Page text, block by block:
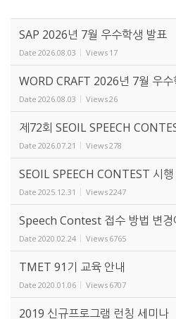
SAP 2026년 7월 우수학생 발표
Date 2026.08.03 Views 17
WORD CRAFT 2026년 7월 우
Date 2026.08.03 Views26
제72회 SEOIL SPEECH
Date 2026.07.21 Views278
SEOIL SPEECH CONTEST 시
Date 2025.12.31 Views2247
Speech Contest 접수 방법 변경
Date 2020.02.24 Views 6765
TMET 91기 교육 안내
Date 2020.01.06 Views 6707
2019 신규프로그램 런칭 세미나